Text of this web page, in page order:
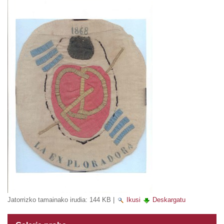
Jatorrizko tamainako irudia: 144 KB Ikusi Deskargatu